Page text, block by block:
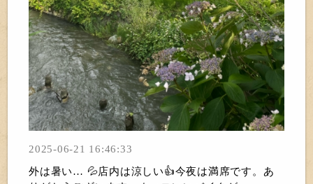
2025-06-21 16:46:33
外は暑い… 💦店内は涼しい👍今夜は満席です。あ